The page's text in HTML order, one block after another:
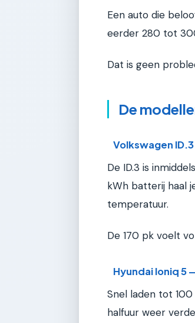
Een auto die
eerder 280 tot
Dat is geen
De
Volkswagen
De ID.3 is
kWh batterij haal
temperatuur.
De 170 pk voelt
Hyundai Ioniq 5
Snel laden tot
halfuur weer